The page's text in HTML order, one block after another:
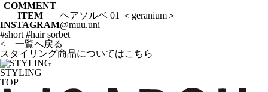
COMMENT
ITEM
ヘアソルベ 01 ＜geranium＞
INSTAGRAM@muu.uni
#short #hair sorbet
< 一覧へ戻る
スタイリング商品についてはこちら
STYLING
TOP